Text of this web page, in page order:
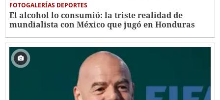
FOTOGALERÍAS DEPORTES
El alcohol lo consumió: la triste realidad de
mundialista con México que jugó en Honduras